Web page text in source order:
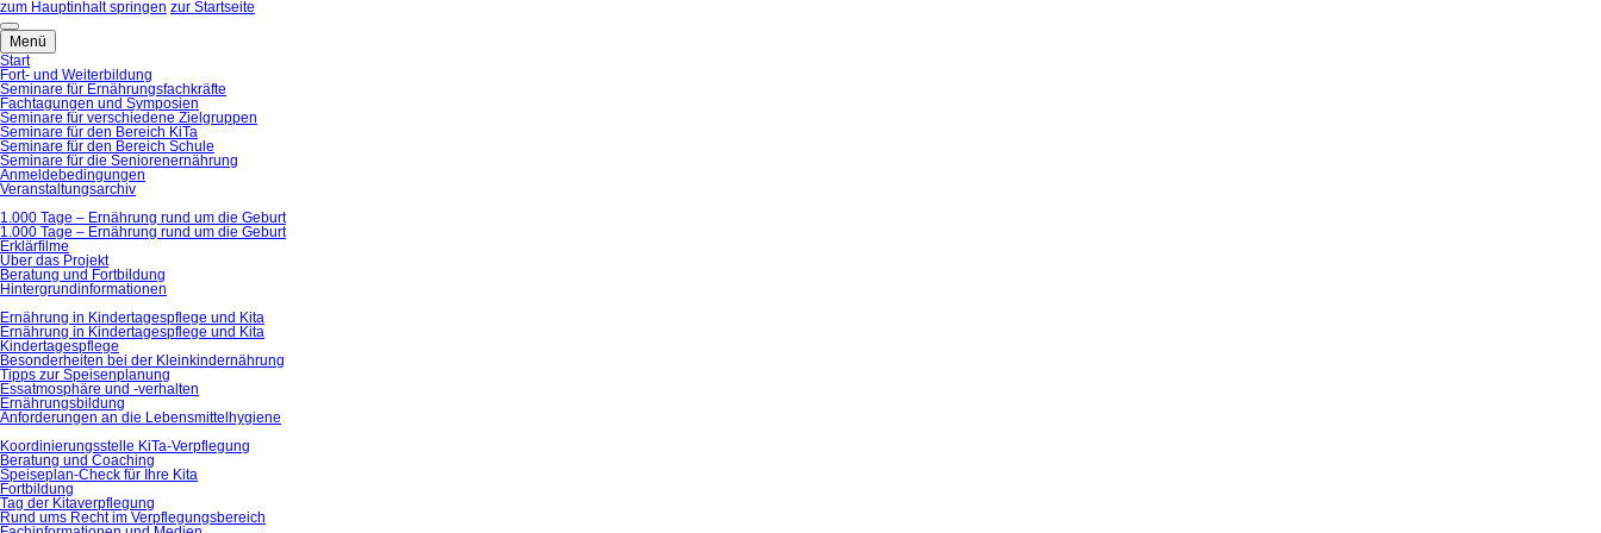
zum Hauptinhalt springen zur Startseite
Menü
Start
Fort- und Weiterbildung
Seminare für Ernährungsfachkräfte
Fachtagungen und Symposien
Seminare für verschiedene Zielgruppen
Seminare für den Bereich KiTa
Seminare für den Bereich Schule
Seminare für die Seniorenernährung
Anmeldebedingungen
Veranstaltungsarchiv
1.000 Tage – Ernährung rund um die Geburt
1.000 Tage – Ernährung rund um die Geburt
Erklärfilme
Über das Projekt
Beratung und Fortbildung
Hintergrundinformationen
Ernährung in Kindertagespflege und Kita
Ernährung in Kindertagespflege und Kita
Kindertagespflege
Besonderheiten bei der Kleinkindernährung
Tipps zur Speisenplanung
Essatmosphäre und -verhalten
Ernährungsbildung
Anforderungen an die Lebensmittelhygiene
Koordinierungsstelle KiTa-Verpflegung
Beratung und Coaching
Speiseplan-Check für Ihre Kita
Fortbildung
Tag der Kitaverpflegung
Rund ums Recht im Verpflegungsbereich